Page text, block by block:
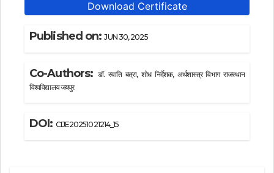
Download Certificate
Published on:JUN 30, 2025
Co-Authors: डॉ. स्वाति बत्रा, शोध निर्देशक, अर्थशास्त्र विभाग राजस्थान
विश्वविद्यालय जयपुर
DOI: CIJE20251021214_15